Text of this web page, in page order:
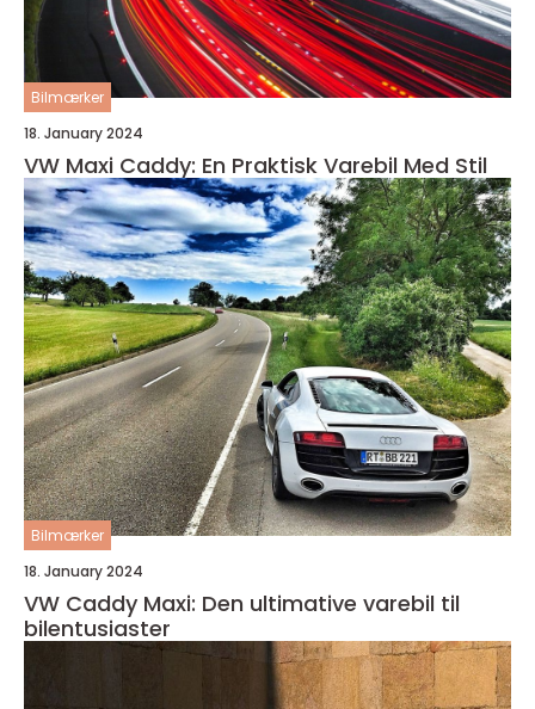
Bilmærker
18. January 2024
VW Maxi Caddy: En Praktisk Varebil Med Stil
Bilmærker
18. January 2024
VW Caddy Maxi: Den ultimative varebil til
bilentusiaster